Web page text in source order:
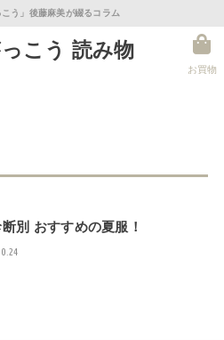
う」後藤麻美が綴るコラム
こう 読み物
お買物
別 おすすめの夏服！